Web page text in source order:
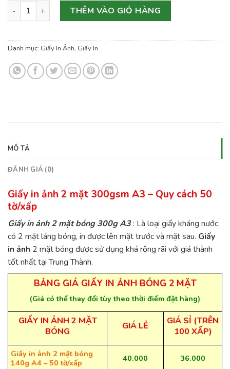
Giấy Ảnh 2 Mặt 300gsm A3 số lượng
THÊM VÀO GIỎ HÀNG
Danh mục: Giấy In Ảnh, Giấy In
MÔ TẢ
ĐÁNH GIÁ (0)
Giấy in ảnh 2 mặt 300gsm A3 – Quy cách 50
tờ/xấp
Giấy in ảnh 2 mặt bóng 300g A3: Là loại giấy kháng nước,
có 2 mặt láng bóng, in được lên mặt trước và mặt sau. Giấy
in ảnh 2 mặt bóng được sử dụng khá rộng rãi với giá thành
tốt nhất tại Trung Thành.
BẢNG GIÁ GIẤY IN ẢNH BÓNG 2 MẶT
(Giá có thể thay đổi tùy theo thời điểm đặt hàng)
GIẤY IN ẢNH 2 MẶT
BÓNG
GIÁ LẺ
GIÁ SỈ (TRÊN
100 XẤP)
Giấy in ảnh 2 mặt bóng
140g A4 – 50 tờ/xấp
40.000 36.000